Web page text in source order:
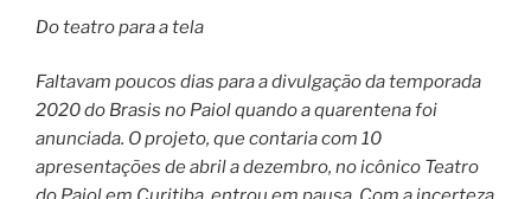
Do teatro para a tela
Faltavam poucos dias para a divulgação da temporada
2020 do Brasis no Paiol quando a quarentena foi
anunciada. O projeto, que contaria com 10
apresentações de abril a dezembro, no icônico Teatro